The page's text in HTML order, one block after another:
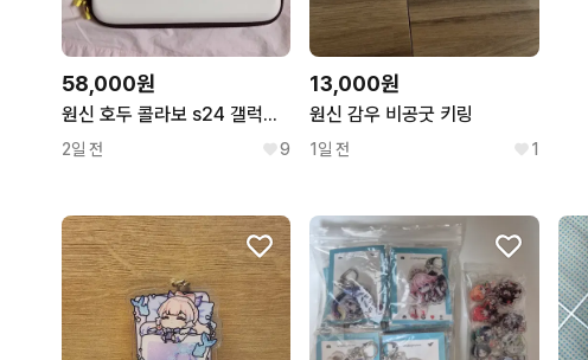
58,000원
원신 호두 콜라보 s24 갤럭시탭 타블렛 파우치 케이스
2일 전 9
13,000원
원신 감우 비공굿 키링
1일 전 1